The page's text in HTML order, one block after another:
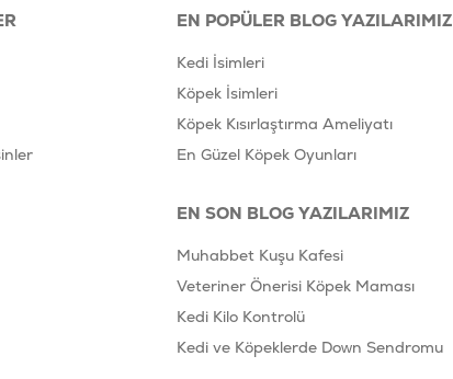
EN POPÜLER BLOG YAZILARIMIZ
Kedi İsimleri
Köpek İsimleri
Köpek Kısırlaştırma Ameliyatı
En Güzel Köpek Oyunları
EN SON BLOG YAZILARIMIZ
Muhabbet Kuşu Kafesi
Veteriner Önerisi Köpek Maması
Kedi Kilo Kontrolü
Kedi ve Köpeklerde Down Sendromu